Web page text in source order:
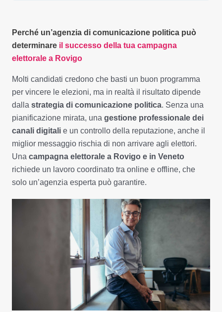
Perché un’agenzia di comunicazione politica può
determinare il successo della tua campagna
elettorale a Rovigo
Molti candidati credono che basti un buon programma
per vincere le elezioni, ma in realtà il risultato dipende
dalla strategia di comunicazione politica. Senza una
pianificazione mirata, una gestione professionale dei
canali digitali e un controllo della reputazione, anche il
miglior messaggio rischia di non arrivare agli elettori.
Una campagna elettorale a Rovigo e in Veneto
richiede un lavoro coordinato tra online e offline, che
solo un’agenzia esperta può garantire.